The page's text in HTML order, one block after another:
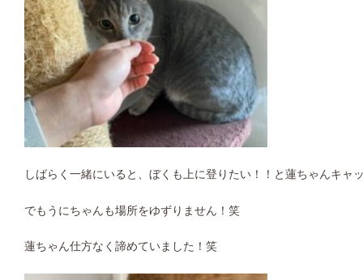
しばらく一緒にいると、ぼくも上に登りたい！！と蓮ちゃんキャ
でもうにちゃんも場所をゆずりません！笑
蓮ちゃん仕方なく諦めていました！笑